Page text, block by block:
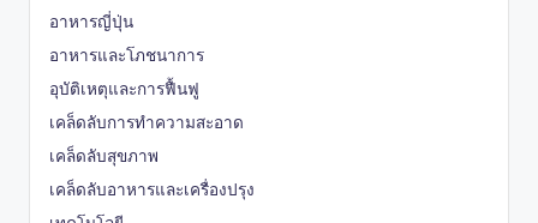
อาหารญี่ปุ่น
อาหารและโภชนาการ
อุบัติเหตุและการฟื้นฟู
เคล็ดลับการทำความสะอาด
เคล็ดลับสุขภาพ
เคล็ดลับอาหารและเครื่องปรุง